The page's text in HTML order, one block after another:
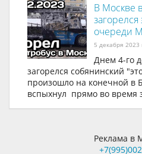
В Москве
загорелся
очереди
5 декабря 2023
Днем 4-го
загорелся собянинский
произошло на конечной в
вспыхнул прямо во время
Реклама в